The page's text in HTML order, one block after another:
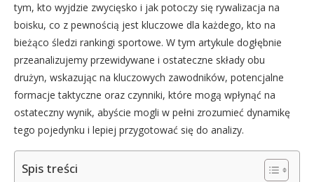
tym, kto wyjdzie zwycięsko i jak potoczy się rywalizacja na
boisku, co z pewnością jest kluczowe dla każdego, kto na
bieżąco śledzi rankingi sportowe. W tym artykule dogłębnie
przeanalizujemy przewidywane i ostateczne składy obu
drużyn, wskazując na kluczowych zawodników, potencjalne
formacje taktyczne oraz czynniki, które mogą wpłynąć na
ostateczny wynik, abyście mogli w pełni zrozumieć dynamikę
tego pojedynku i lepiej przygotować się do analizy.
Spis treści